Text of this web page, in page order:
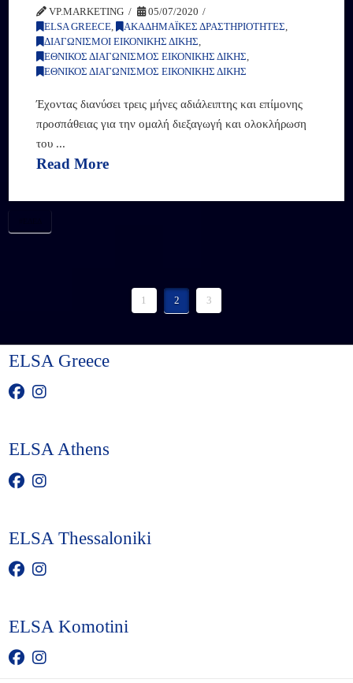
VP.MARKETING
05/07/2020
ELSA GREECE, ΑΚΑΔΗΜΑΪΚΕΣ ΔΡΑΣΤΗΡΙΟΤΗΤΕΣ,
ΔΙΑΓΩΝΙΣΜΟΙ ΕΙΚΟΝΙΚΗΣ ΔΙΚΗΣ,
ΕΘΝΙΚΟΣ ΔΙΑΓΩΝΙΣΜΟΣ ΕΙΚΟΝΙΚΗΣ ΔΙΚΗΣ,
ΕΘΝΙΚΟΣ ΔΙΑΓΩΝΙΣΜΟΣ ΕΙΚΟΝΙΚΗΣ ΔΙΚΗΣ
Έχοντας διανύσει τρεις μήνες αδιάλειπτης και επίμονης
προσπάθειας για την ομαλή διεξαγωγή και ολοκλήρωση
του ...
Read More
1 2 3
ELSA Greece
ELSA Athens
ELSA Thessaloniki
ELSA Komotini